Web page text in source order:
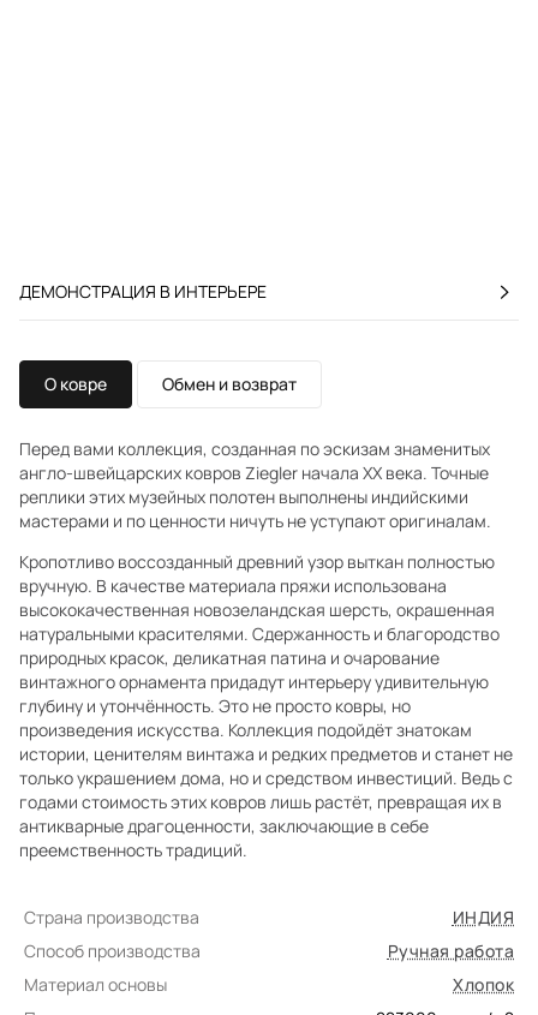
ДЕМОНСТРАЦИЯ В ИНТЕРЬЕРЕ
О ковре Обмен и возврат
Перед вами коллекция, созданная по эскизам знаменитых
англо-швейцарских ковров Ziegler начала XX века. Точные
реплики этих музейных полотен выполнены индийскими
мастерами и по ценности ничуть не уступают оригиналам.
Кропотливо воссозданный древний узор выткан полностью
вручную. В качестве материала пряжи использована
высококачественная новозеландская шерсть, окрашенная
натуральными красителями. Сдержанность и благородство
природных красок, деликатная патина и очарование
винтажного орнамента придадут интерьеру удивительную
глубину и утончённость. Это не просто ковры, но
произведения искусства. Коллекция подойдёт знатокам
истории, ценителям винтажа и редких предметов и станет не
только украшением дома, но и средством инвестиций. Ведь с
годами стоимость этих ковров лишь растёт, превращая их в
антикварные драгоценности, заключающие в себе
преемственность традиций.
Страна производства
ИНДИЯ
Способ производства
Ручная работа
Материал основы
Хлопок